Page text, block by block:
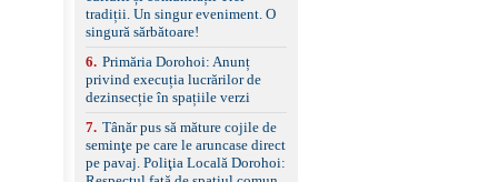
de parcare electrică,
anvelope vară runflat
filtru de particule,
standard Euro 6 Trapă
panoramică, geamuri
remorcare Bonus: -
Covorașe textile montate
pe mașină. -Ofer și un
tradiții. Un singur eveniment. O
singură sărbătoare!
6. Primăria Dorohoi: Anunț
privind execuția lucrărilor de
dezinsecție în spațiile verzi
7. Tânăr pus să măture cojile de
seminţe pe care le aruncase direct
pe pavaj. Poliţia Locală Dorohoi: